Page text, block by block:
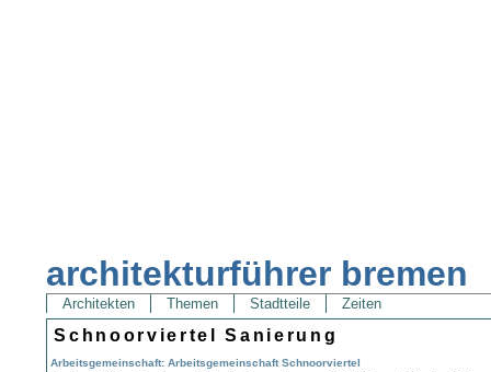
architekturführer bremen
Architekten Themen Stadtteile Zeiten
Schnoorviertel Sanierung
Arbeitsgemeinschaft: Arbeitsgemeinschaft Schnoorviertel